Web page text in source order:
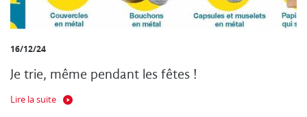
16/12/24
Je trie, même pendant les fêtes !
Lire la suite